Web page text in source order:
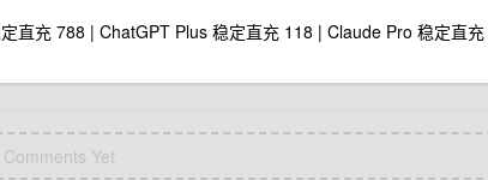
直充 788 | ChatGPT Plus 稳定直充 118 | Claude Pro 稳定直充
Yet